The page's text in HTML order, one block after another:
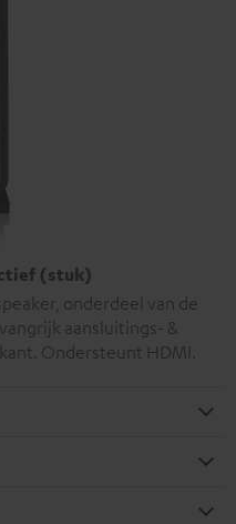
(stuk)
onderdeel van de
aansluitings- &
Ondersteunt HDMI.